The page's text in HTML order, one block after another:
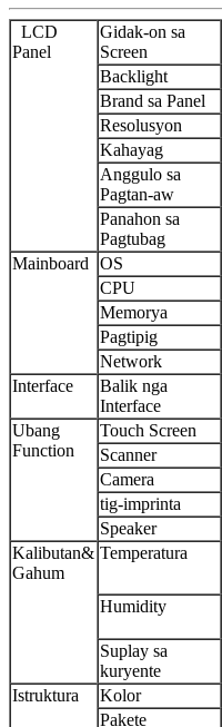
LCD
Panel
Gidak-on sa
Screen
Backlight
Brand sa Panel
Resolusyon
Kahayag
Anggulo sa
Pagtan-aw
Panahon sa
Pagtubag
Mainboard OS
CPU
Memorya
Pagtipig
Network
Interface
Balik nga
Interface
Ubang
Function
Touch Screen
Scanner
Camera
tig-imprinta
Speaker
Kalibutan&
Gahum
Temperatura
Humidity
Suplay sa
kuryente
Istruktura Kolor
Pakete